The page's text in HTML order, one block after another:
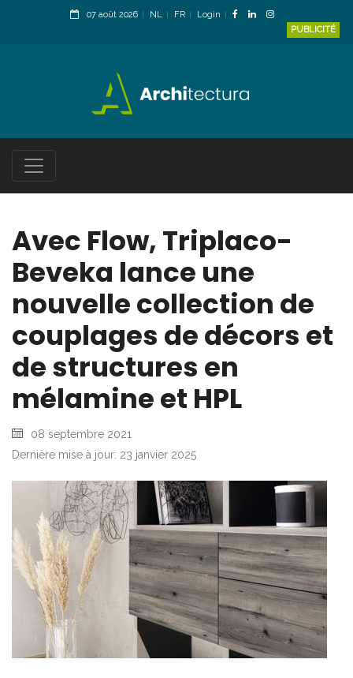
07 août 2026 NL FR
Login
PUBLICITÉ
Avec Flow, Triplaco-
Beveka lance une
nouvelle collection de
couplages de décors et
de structures en
mélamine et HPL
08 septembre 2021
Dernière mise à jour: 23 janvier 2025